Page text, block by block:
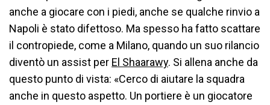
anche a giocare con i piedi, anche se qualche rinvio a
Napoli è stato difettoso. Ma spesso ha fatto scattare
il contropiede, come a Milano, quando un suo rilancio
diventò un assist per El Shaarawy. Si allena anche da
questo punto di vista: «Cerco di aiutare la squadra
anche in questo aspetto. Un portiere è un giocatore